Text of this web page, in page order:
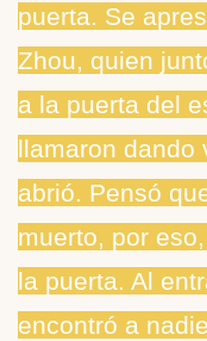
puerta. Se
Zhou, quien
a la puerta del
llamaron dando
abrió. Pensó
muerto, por
la puerta. Al
encontró a